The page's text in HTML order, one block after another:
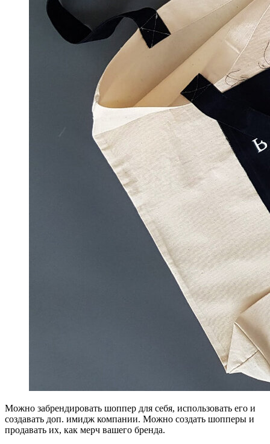
Можно забрендировать шоппер для себя, использовать его и
создавать доп. имидж компании. Можно создать шопперы и
продавать их, как мерч вашего бренда.